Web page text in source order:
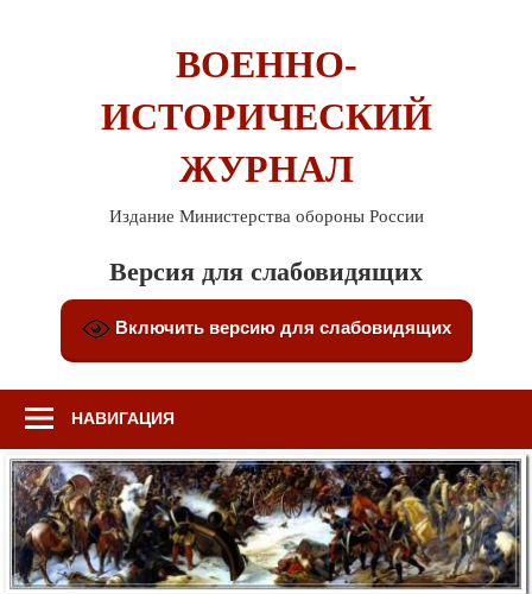
ВОЕННО-
ИСТОРИЧЕСКИЙ
ЖУРНАЛ
Издание Министерства обороны России
Версия для слабовидящих
Включить версию для слабовидящих
НАВИГАЦИЯ